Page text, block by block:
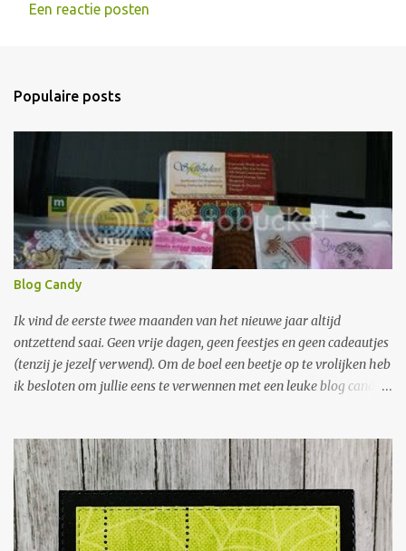
Een reactie posten
Populaire posts
Blog Candy
Ik vind de eerste twee maanden van het nieuwe jaar altijd
ontzettend saai. Geen vrije dagen, geen feestjes en geen cadeautjes
(tenzij je jezelf verwend). Om de boel een beetje op te vrolijken heb
ik besloten om jullie eens te verwennen met een leuke blog candy.
Laat een berichtje achter met een leuke idee om de saaiste
maanden van het jaar leuker te maken. 2. Wordt volger van mijn
blog. Wat kun je winnen: Spellbinder Nestabilities Scalloped oval
Een zakje knopen Een zakje bloemen Stempels van Crate Paper
Lillian Collection Stempel van Crea Motion Silvia Stempel draakje